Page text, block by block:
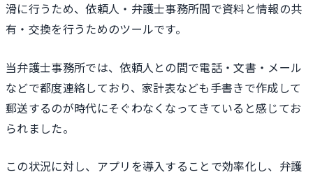
滑に行うため、依頼人・弁護士事務所間で資料と情報の共
有・交換を行うためのツールです。
当弁護士事務所では、依頼人との間で電話・文書・メール
などで都度連絡しており、家計表なども手書きで作成して
郵送するのが時代にそぐわなくなってきていると感じてお
られました。
この状況に対し、アプリを導入することで効率化し、弁護